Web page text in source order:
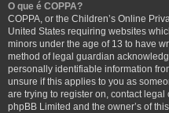
O que é COPPA?
COPPA, or the Children’s Online
United States requiring websites
minors under the age of 13 to have
method of legal guardian
personally identifiable information
unsure if this applies to you as
are trying to register on, contact
phpBB Limited and the owner’s of